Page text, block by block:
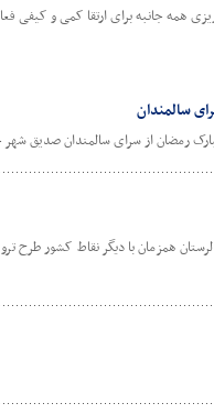
همه جانبه برای ارتقا کمی و کیفی
سالمندان
رمضان از سرای سالمندان صدیق شهر
همزمان با دیگر نقاط کشور طرح